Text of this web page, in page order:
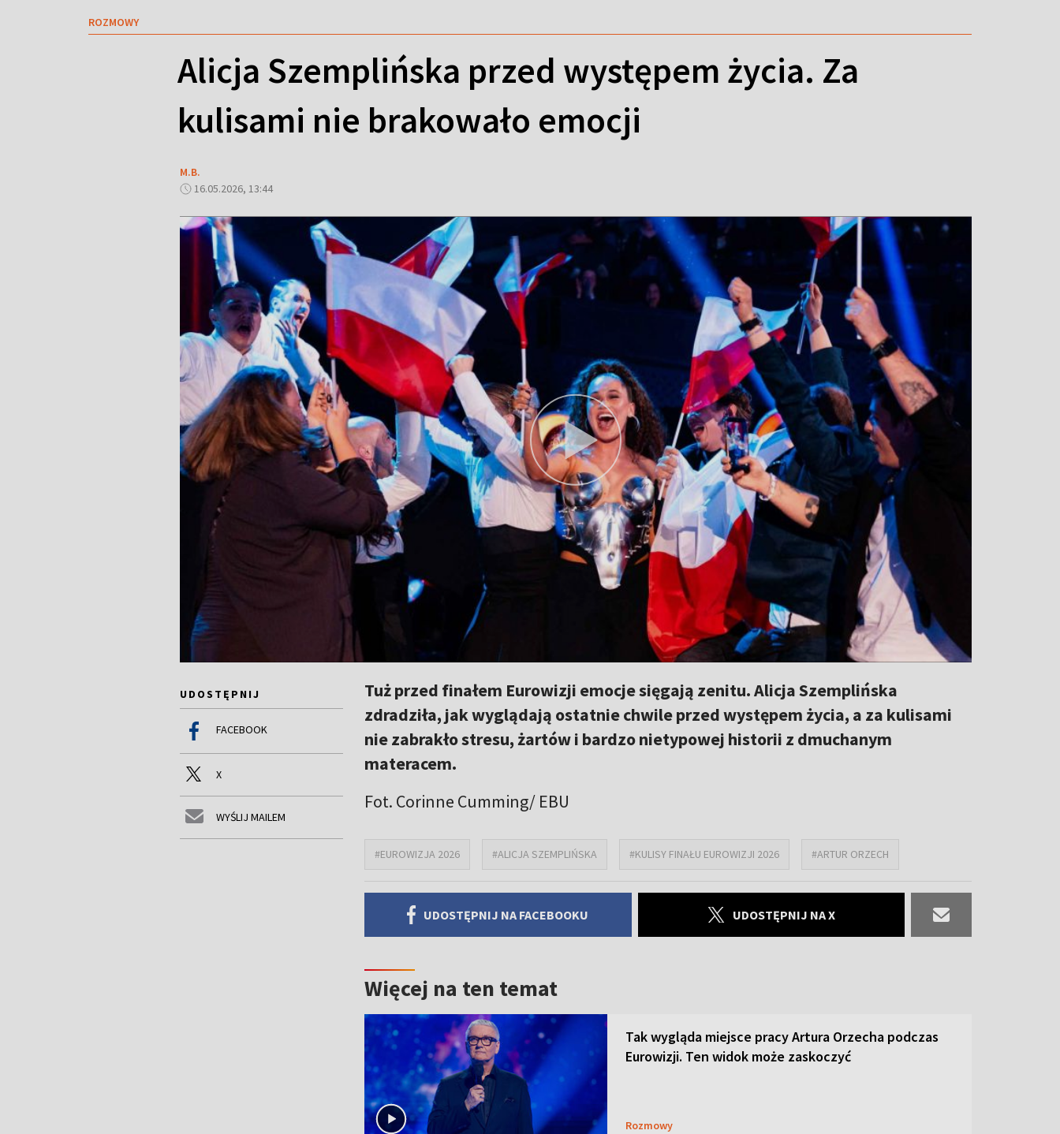
ROZMOWY
Alicja Szemplińska przed występem życia. Za
kulisami nie brakowało emocji
M.B.
16.05.2026, 13:44
UDOSTĘPNIJ
FACEBOOK
X
WYŚLIJ MAILEM
Tuż przed finałem Eurowizji emocje sięgają zenitu. Alicja Szemplińska
zdradziła, jak wyglądają ostatnie chwile przed występem życia, a za kulisami
nie zabrakło stresu, żartów i bardzo nietypowej historii z dmuchanym
materacem.
Fot. Corinne Cumming/ EBU
#EUROWIZJA 2026 #ALICJA SZEMPLIŃSKA #KULISY FINAŁU EUROWIZJI 2026 #ARTUR ORZECH
UDOSTĘPNIJ NA FACEBOOKU UDOSTĘPNIJ NA X
Więcej na ten temat
Tak wygląda miejsce pracy Artura Orzecha podczas
Eurowizji. Ten widok może zaskoczyć
Rozmowy